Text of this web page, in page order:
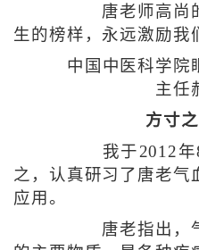
唐老师高尚的
生的榜样，永远激励我
中国中医科学院
主任
方寸
我于2012年8
之，认真研习了唐老气
应用。
唐老指出，气